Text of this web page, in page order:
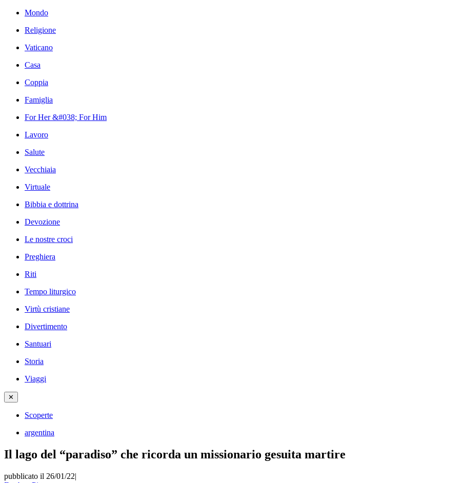
Mondo
Religione
Vaticano
Casa
Coppia
Famiglia
For Her &#038; For Him
Lavoro
Salute
Vecchiaia
Virtuale
Bibbia e dottrina
Devozione
Le nostre croci
Preghiera
Riti
Tempo liturgico
Virtù cristiane
Divertimento
Santuari
Storia
Viaggi
✕
Scoperte
argentina
Il lago del “paradiso” che ricorda un missionario gesuita martire
pubblicato il 26/01/22|